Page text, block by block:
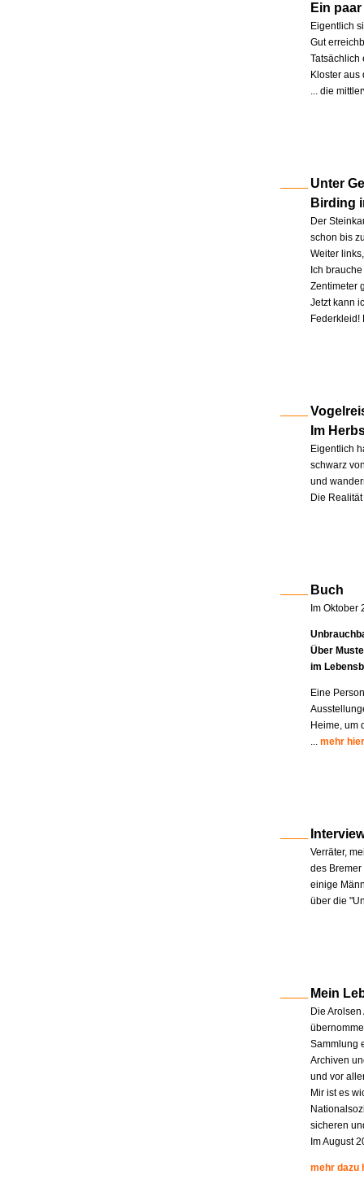
Ein
Eigentlich
Gut
Tatsächlich
Kloster
... die
Unter
Birding
Der
schon bis
Weiter
Ich
Zentimeter
Jetzt kann
Im
Eigentlich
schwarz
und
Die
Buch
Im Oktober
Über
im
Eine
Heime, um
... mehr hier
Verräter,
des
einige
über die
Mein
Die
Sammlung
Archiven
und vor
Mir ist es
sicheren
Im August
mehr dazu